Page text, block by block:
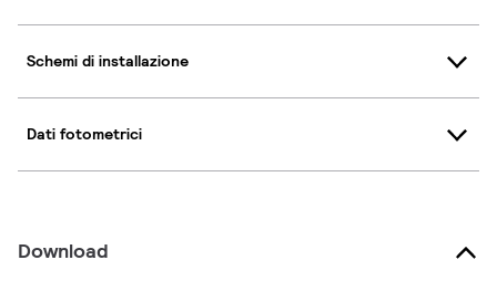
Schemi di installazione
Dati fotometrici
Download